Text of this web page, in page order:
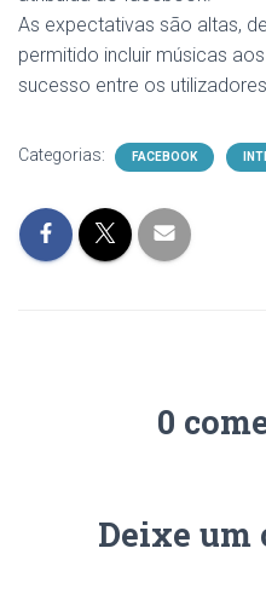
As expectativas são altas,
permitido incluir músicas
sucesso entre os
Categorias: FACEBOOK
0
Deixe um